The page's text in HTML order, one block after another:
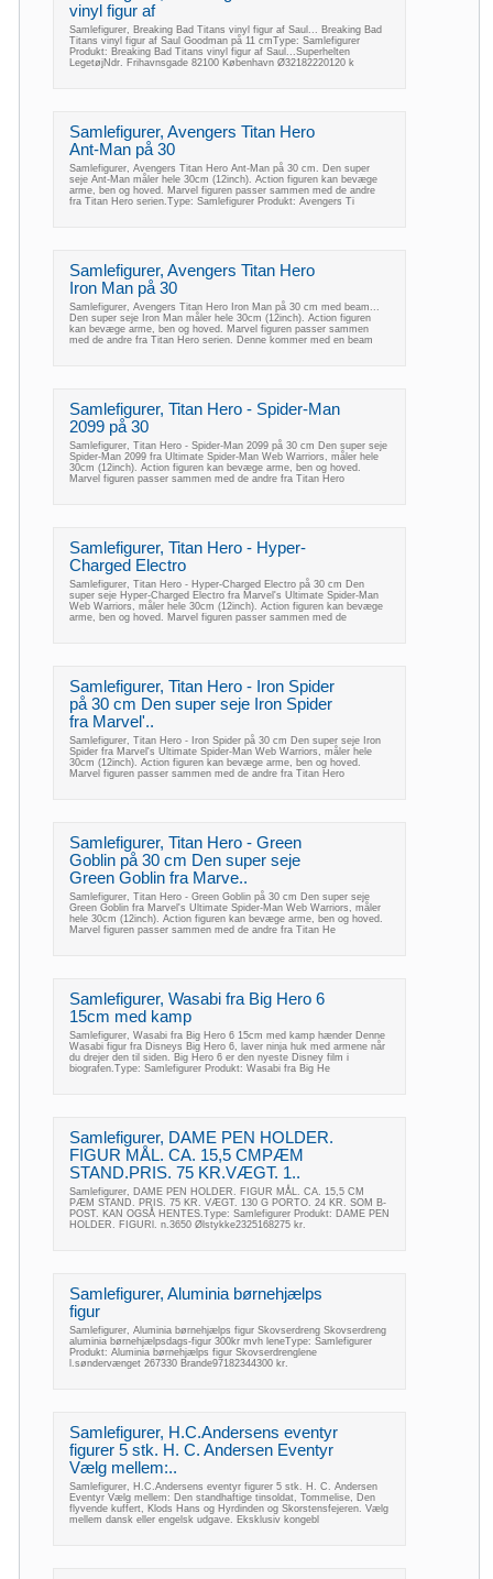
vinyl figur af
Samlefigurer, Breaking Bad Titans vinyl figur af Saul... Breaking Bad
Titans vinyl figur af Saul Goodman på 11 cmType: Samlefigurer
Produkt: Breaking Bad Titans vinyl figur af Saul...Superhelten
LegetøjNdr. Frihavnsgade 82100 København Ø32182220120 k
Samlefigurer, Avengers Titan Hero
Ant-Man på 30
Samlefigurer, Avengers Titan Hero Ant-Man på 30 cm. Den super
seje Ant-Man måler hele 30cm (12inch). Action figuren kan bevæge
arme, ben og hoved. Marvel figuren passer sammen med de andre
fra Titan Hero serien.Type: Samlefigurer Produkt: Avengers Ti
Samlefigurer, Avengers Titan Hero
Iron Man på 30
Samlefigurer, Avengers Titan Hero Iron Man på 30 cm med beam...
Den super seje Iron Man måler hele 30cm (12inch). Action figuren
kan bevæge arme, ben og hoved. Marvel figuren passer sammen
med de andre fra Titan Hero serien. Denne kommer med en beam
Samlefigurer, Titan Hero - Spider-Man
2099 på 30
Samlefigurer, Titan Hero - Spider-Man 2099 på 30 cm Den super seje
Spider-Man 2099 fra Ultimate Spider-Man Web Warriors, måler hele
30cm (12inch). Action figuren kan bevæge arme, ben og hoved.
Marvel figuren passer sammen med de andre fra Titan Hero
Samlefigurer, Titan Hero - Hyper-
Charged Electro
Samlefigurer, Titan Hero - Hyper-Charged Electro på 30 cm Den
super seje Hyper-Charged Electro fra Marvel's Ultimate Spider-Man
Web Warriors, måler hele 30cm (12inch). Action figuren kan bevæge
arme, ben og hoved. Marvel figuren passer sammen med de
Samlefigurer, Titan Hero - Iron Spider
på 30 cm Den super seje Iron Spider
fra Marvel'..
Samlefigurer, Titan Hero - Iron Spider på 30 cm Den super seje Iron
Spider fra Marvel's Ultimate Spider-Man Web Warriors, måler hele
30cm (12inch). Action figuren kan bevæge arme, ben og hoved.
Marvel figuren passer sammen med de andre fra Titan Hero
Samlefigurer, Titan Hero - Green
Goblin på 30 cm Den super seje
Green Goblin fra Marve..
Samlefigurer, Titan Hero - Green Goblin på 30 cm Den super seje
Green Goblin fra Marvel's Ultimate Spider-Man Web Warriors, måler
hele 30cm (12inch). Action figuren kan bevæge arme, ben og hoved.
Marvel figuren passer sammen med de andre fra Titan He
Samlefigurer, Wasabi fra Big Hero 6
15cm med kamp
Samlefigurer, Wasabi fra Big Hero 6 15cm med kamp hænder Denne
Wasabi figur fra Disneys Big Hero 6, laver ninja huk med armene når
du drejer den til siden. Big Hero 6 er den nyeste Disney film i
biografen.Type: Samlefigurer Produkt: Wasabi fra Big He
Samlefigurer, DAME PEN HOLDER.
FIGUR MÅL. CA. 15,5 CMPÆM
STAND.PRIS. 75 KR.VÆGT. 1..
Samlefigurer, DAME PEN HOLDER. FIGUR MÅL. CA. 15,5 CM
PÆM STAND. PRIS. 75 KR. VÆGT. 130 G PORTO. 24 KR. SOM B-
POST. KAN OGSÅ HENTES.Type: Samlefigurer Produkt: DAME PEN
HOLDER. FIGURl. n.3650 Ølstykke2325168275 kr.
Samlefigurer, Aluminia børnehjælps
figur
Samlefigurer, Aluminia børnehjælps figur Skovserdreng Skovserdreng
aluminia børnehjælpsdags-figur 300kr mvh leneType: Samlefigurer
Produkt: Aluminia børnehjælps figur Skovserdrenglene
l.søndervænget 267330 Brande97182344300 kr.
Samlefigurer, H.C.Andersens eventyr
figurer 5 stk. H. C. Andersen Eventyr
Vælg mellem:..
Samlefigurer, H.C.Andersens eventyr figurer 5 stk. H. C. Andersen
Eventyr Vælg mellem: Den standhaftige tinsoldat, Tommelise, Den
flyvende kuffert, Klods Hans og Hyrdinden og Skorstensfejeren. Vælg
mellem dansk eller engelsk udgave. Eksklusiv kongebl